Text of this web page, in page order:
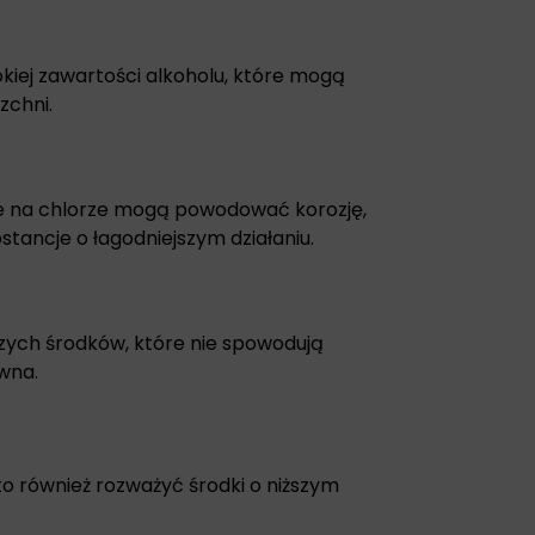
zawartości alkoholu, które mogą
chlorze mogą powodować korozję,
o łagodniejszym działaniu.
środków, które nie spowodują
rozważyć środki o niższym